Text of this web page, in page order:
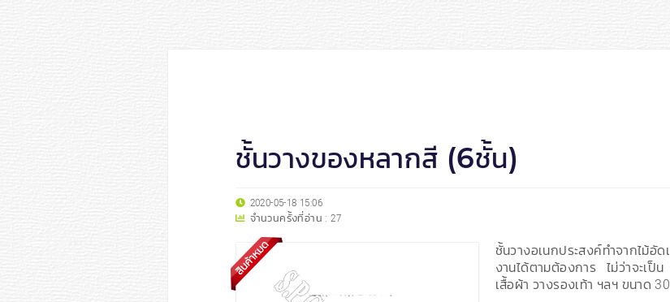
ชั้นวางของหลากสี (6ชั้น)
2020-05-18 15:06
จำนวนครั้งที่อ่าน :27
ชั้นวางอเนกประสงค์ทำจากไม้อั
งานได้ตามต้องการ ไม่ว่าจะเ
เสื้อผ้า วางรองเท้า ฯลฯ ขนาด